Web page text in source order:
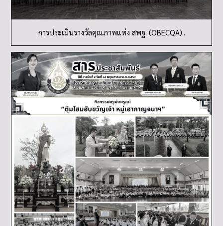
การประเมินรางวัลคุณภาพแห่ง สพฐ. (OBECQA)..